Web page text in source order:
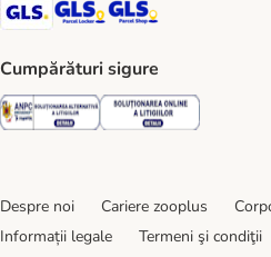
Cumpărături sigure
Security Security
Despre noi Cariere zooplus
Informații legale
Termeni şi condiţii